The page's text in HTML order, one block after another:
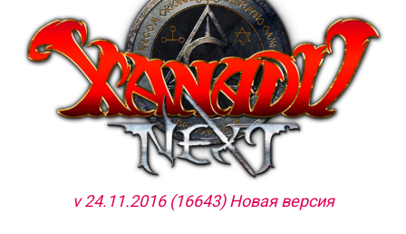
v 24.11.2016 (16643) Новая версия